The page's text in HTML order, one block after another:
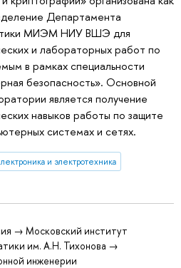
Департамента
МИЭМ НИУ ВШЭ для
и лабораторных работ по
в рамках специальности
безопасность». Основной
является получение
навыков работы по защите
системах и сетях.
и электротехника
→ Московский институт
им. А.Н. Тихонова →
инженерии